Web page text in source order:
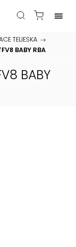
TELIESKA /
BABY RBA
BABY